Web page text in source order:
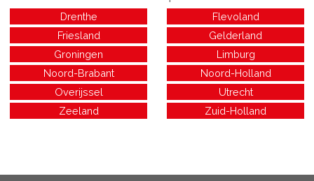
Drenthe
Flevoland
Friesland
Gelderland
Groningen
Limburg
Noord-Brabant
Noord-Holland
Overijssel
Utrecht
Zeeland
Zuid-Holland